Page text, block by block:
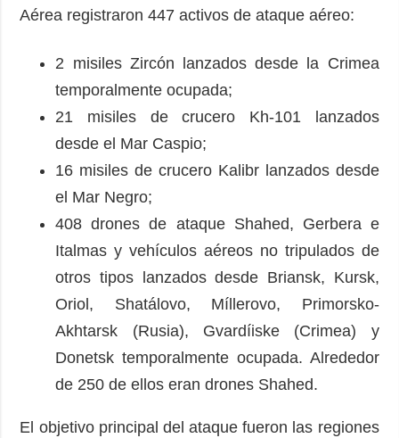
Aérea registraron 447 activos de ataque aéreo:
2 misiles Zircón lanzados desde la Crimea
temporalmente ocupada;
21 misiles de crucero Kh-101 lanzados
desde el Mar Caspio;
16 misiles de crucero Kalibr lanzados desde
el Mar Negro;
408 drones de ataque Shahed, Gerbera e
Italmas y vehículos aéreos no tripulados de
otros tipos lanzados desde Briansk, Kursk,
Oriol, Shatálovo, Míllerovo, Primorsko-
Akhtarsk (Rusia), Gvardíiske (Crimea) y
Donetsk temporalmente ocupada. Alrededor
de 250 de ellos eran drones Shahed.
El objetivo principal del ataque fueron las regiones